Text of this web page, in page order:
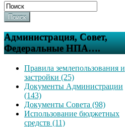
Поиск
Администрация, Совет,
Федеральные НПА….
Правила землепользования и
застройки (25)
Документы Администрации
(143)
Документы Совета (98)
Использование бюджетных
средств (11)